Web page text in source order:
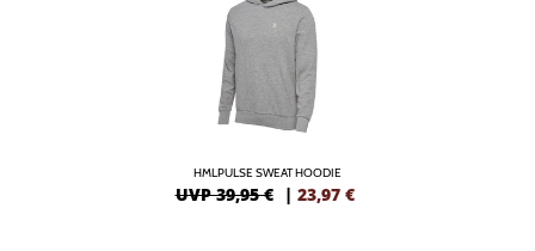
HMLPULSE SWEAT HOODIE
UVP 39,95 € | 23,97 €